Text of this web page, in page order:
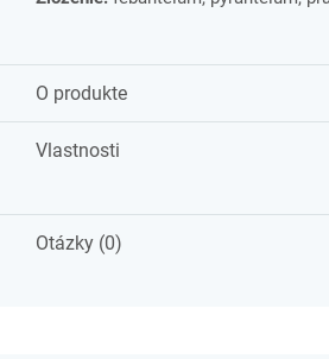
O produkte
Vlastnosti
Otázky (0)